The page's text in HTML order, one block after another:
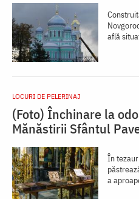
află
LOCURI DE PELERINAJ
(Foto) Închinare la
Mănăstirii Sfântul
În
a